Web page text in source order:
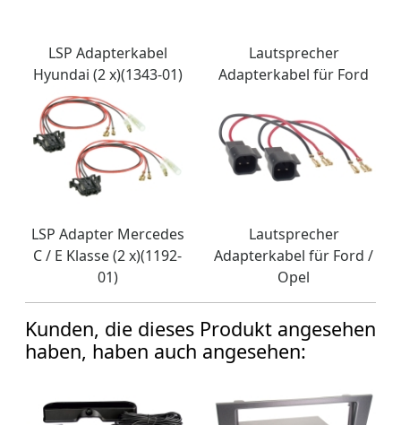
LSP Adapterkabel
Hyundai (2 x)(1343-01)
Lautsprecher
Adapterkabel für Ford
LSP Adapter Mercedes
C / E Klasse (2 x)(1192-
01)
Lautsprecher
Adapterkabel für Ford /
Opel
Kunden, die dieses Produkt angesehen
haben, haben auch angesehen: